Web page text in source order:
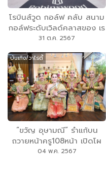
โรบินส์วูด กอล์ฟ คลับ สนาม
กอล์ฟระดับเวิลด์คลาสของ เร
นวูด ปาร์ค จัดกอล์ฟแมทช์
Devil’s Ball Team Golf’ รับ
เทศกาล ‘ฮาโลวีน’
31 ต.ค. 2567
บันเทิง/วาไรตี้
“ขวัญ อุษามณี” รำแก้บน
ถวายหน้าครู108หน้า เปิดโผ
เป็นนางเอกหนัง “มูลู”(หน้าครู)
04 พ.ค. 2567